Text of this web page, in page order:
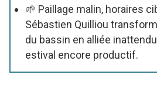
🌱 Paillage malin, horaires
Sébastien Quilliou
du bassin en alliée
estival encore productif.